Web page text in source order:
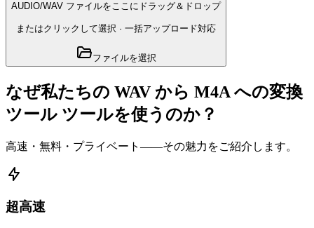
AUDIO/WAV ファイルをここにドラッグ＆ドロップ
またはクリックして選択 · 一括アップロード対応
ファイルを選択
なぜ私たちの WAV から M4A への変換
ツール ツールを使うのか？
高速・無料・プライベート——その魅力をご紹介します。
超高速